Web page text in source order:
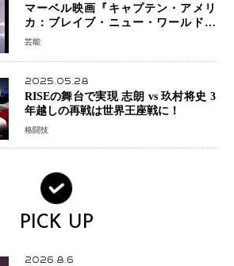
マーベル映画『キャプテン・アメリ
カ：ブレイブ・ニュー・ワールド』
新ブラック・ウィドウ役のシラ・ハー
芸能
2025.05.28
RISEの舞台で実現 志朗 vs 玖村将史 3
年越しの再戦は世界王座戦に！
格闘技
PICK UP
2026.8.6